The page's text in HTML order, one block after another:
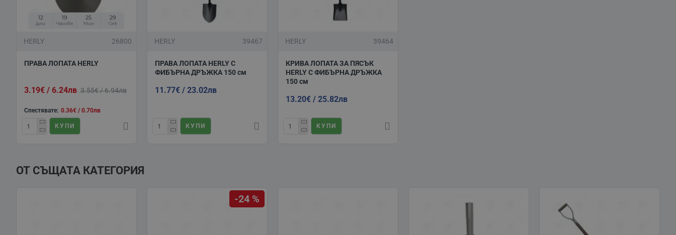
12
Дни
19
Часове
25
Мин
29
Сек
HERLY 26800
ПРАВА ЛОПАТА HERLY
3.19€ / 6.24лв 3.55€ / 6.94лв
Спестявате: 0.36€ / 0.70лв
КУПИ
HERLY 39467
ПРАВА ЛОПАТА HERLY С
ФИБЪРНА ДРЪЖКА 150 см
11.77€ / 23.02лв
КУПИ
HERLY 39464
КРИВА ЛОПАТА ЗА ПЯСЪК
HERLY С ФИБЪРНА ДРЪЖКА
150 см
13.20€ / 25.82лв
КУПИ
ОТ СЪЩАТА КАТЕГОРИЯ
-24 %